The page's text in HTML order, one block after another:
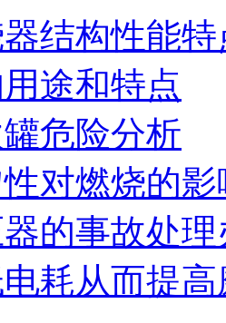
结构性能特
途和特点
危险分析
对燃烧的影
的事故处理
耗从而提